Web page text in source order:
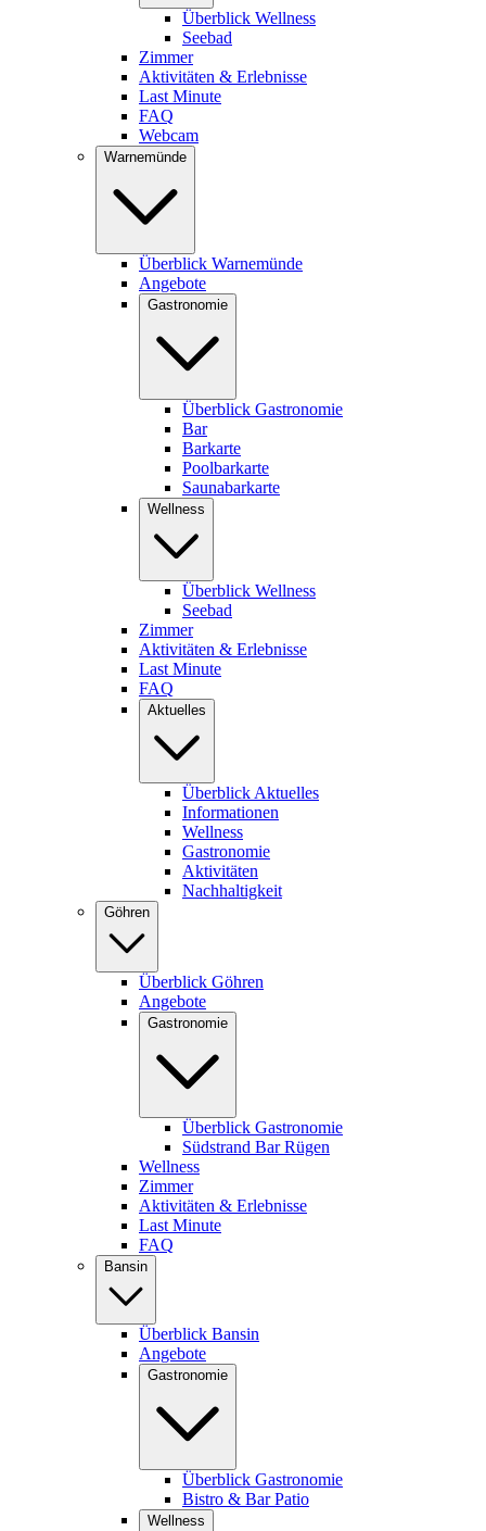
Überblick Wellness
Seebad
Zimmer
Aktivitäten & Erlebnisse
Last Minute
FAQ
Webcam
Warnemünde
Überblick Warnemünde
Angebote
Gastronomie
Überblick Gastronomie
Bar
Barkarte
Poolbarkarte
Saunabarkarte
Wellness
Überblick Wellness
Seebad
Zimmer
Aktivitäten & Erlebnisse
Last Minute
FAQ
Aktuelles
Überblick Aktuelles
Informationen
Wellness
Gastronomie
Aktivitäten
Nachhaltigkeit
Göhren
Überblick Göhren
Angebote
Gastronomie
Überblick Gastronomie
Südstrand Bar Rügen
Wellness
Zimmer
Aktivitäten & Erlebnisse
Last Minute
FAQ
Bansin
Überblick Bansin
Angebote
Gastronomie
Überblick Gastronomie
Bistro & Bar Patio
Wellness